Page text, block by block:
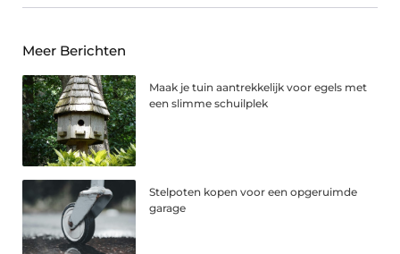
Meer Berichten
Maak je tuin aantrekkelijk voor egels met
een slimme schuilplek
Stelpoten kopen voor een opgeruimde
garage